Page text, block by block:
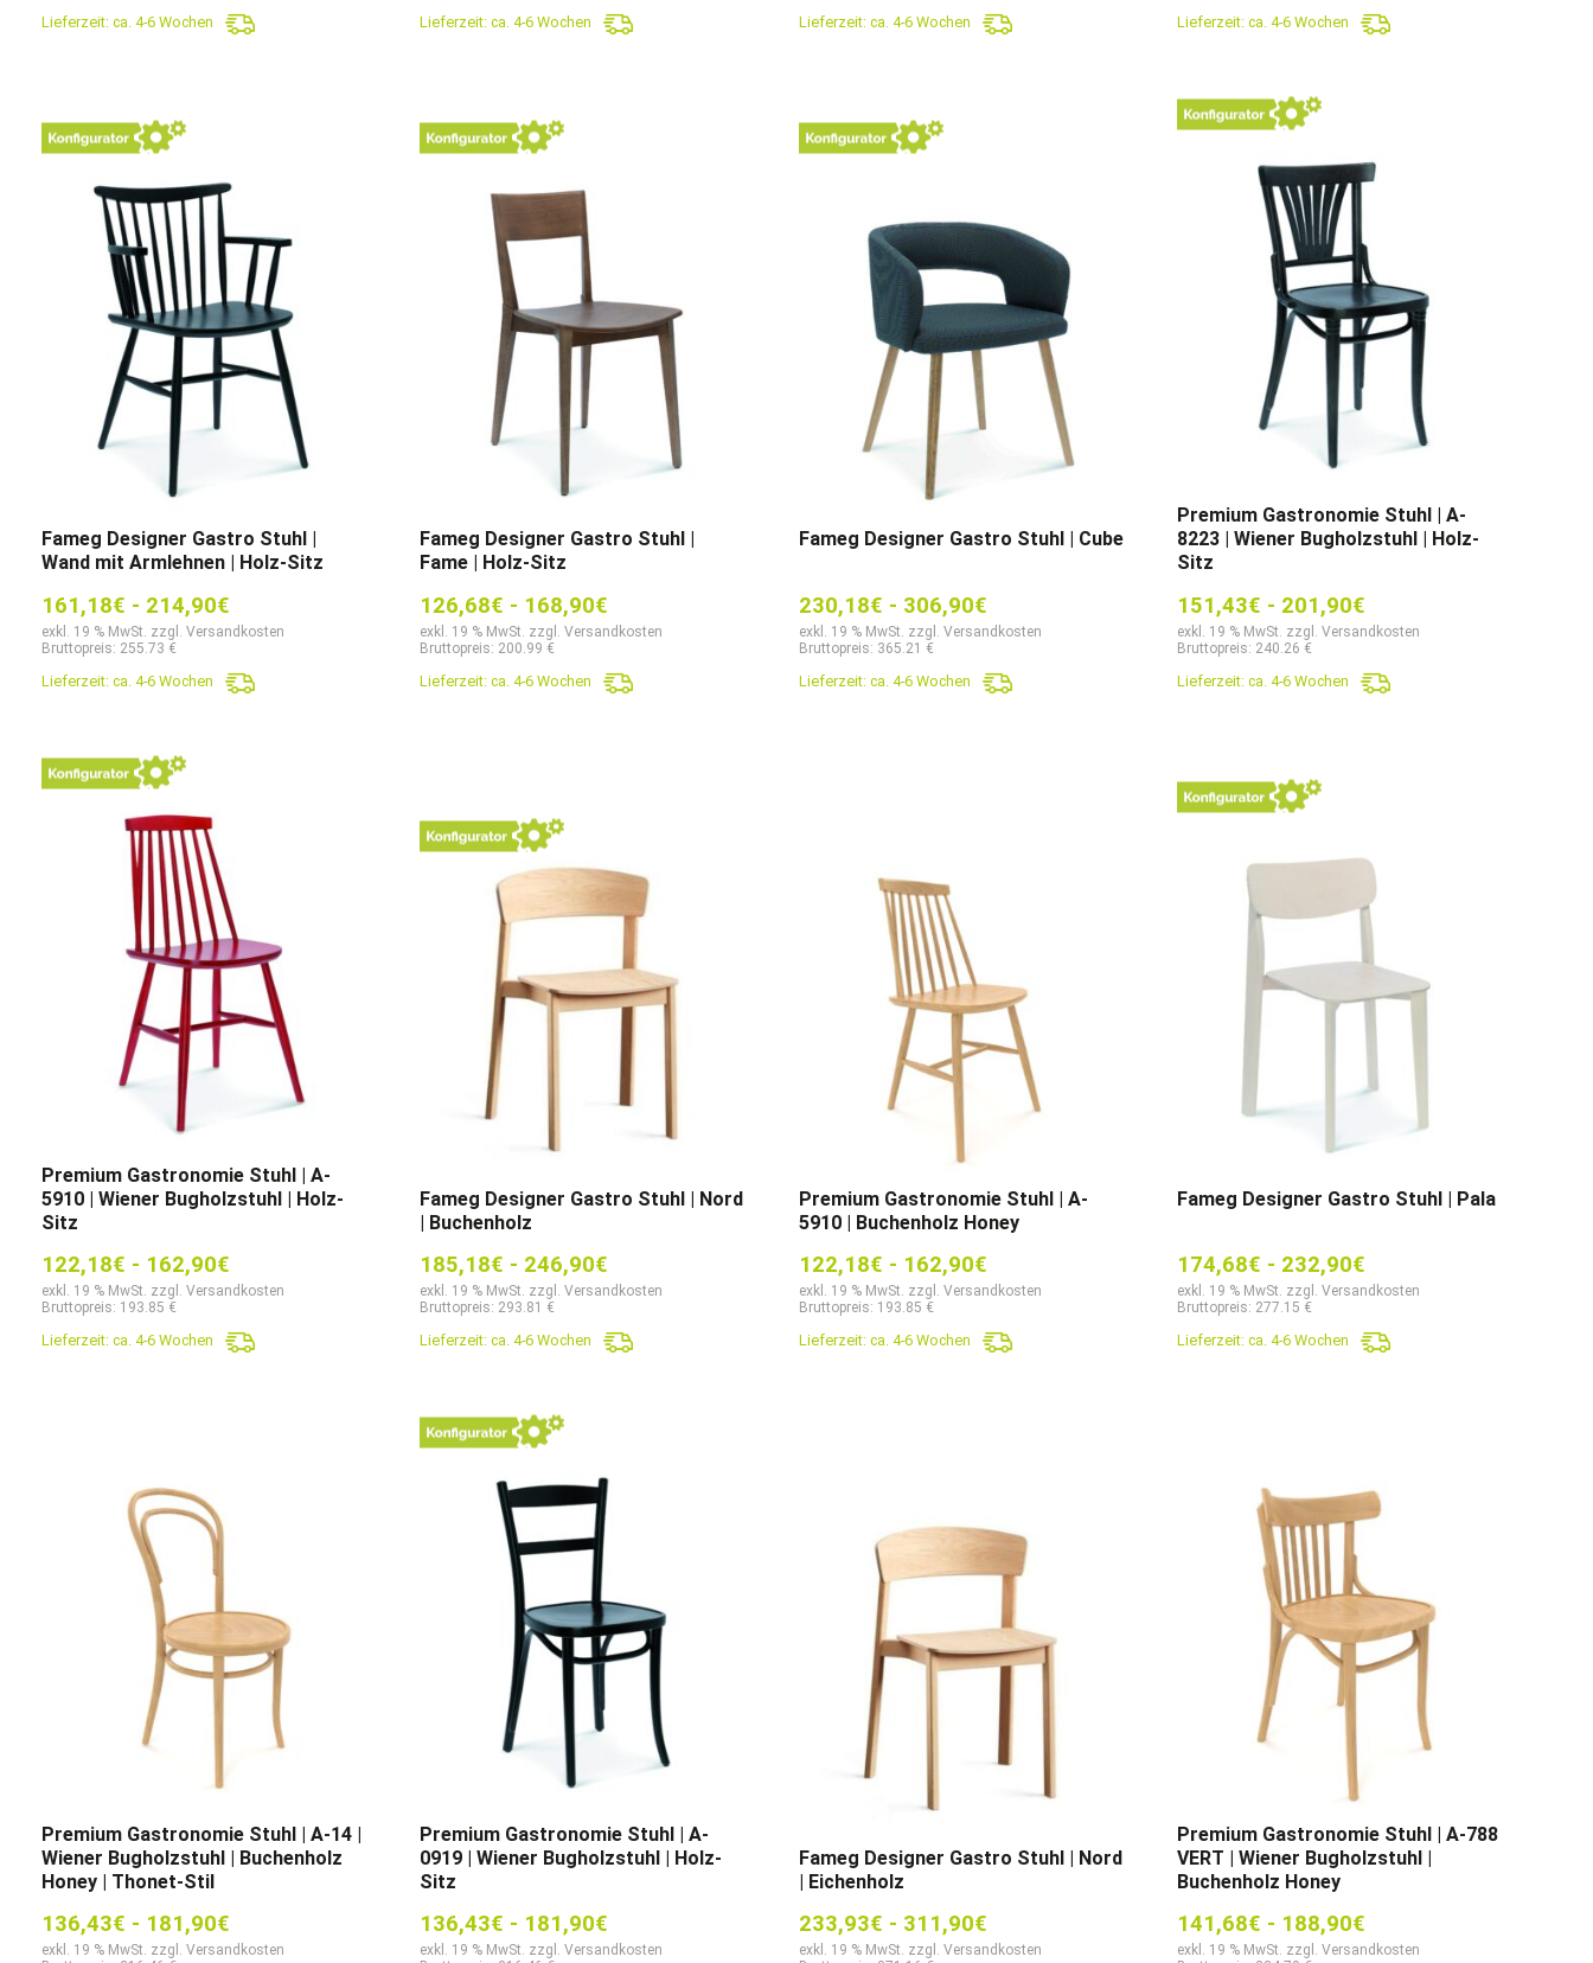
Lieferzeit: ca. 4-6 Wochen Lieferzeit:ca. 4-6 Wochen Lieferzeit: ca. 4-6 Wochen Lieferzeit:ca. 4-6 Wochen
Fameg Designer Gastro Stuhl |
Wand mit Armlehnen | Holz-Sitz
161,18€ - 214,90€
exkl. 19 % MwSt. zzgl. Versandkosten
Bruttopreis: 255.73 €
Lieferzeit: ca. 4-6 Wochen
Fameg Designer Gastro Stuhl |
Fame | Holz-Sitz
126,68€ - 168,90€
exkl. 19 % MwSt. zzgl. Versandkosten
Bruttopreis: 200.99 €
Lieferzeit:ca. 4-6 Wochen
Fameg Designer Gastro Stuhl | Cube
230,18€ - 306,90€
exkl. 19 % MwSt. zzgl. Versandkosten
Bruttopreis: 365.21 €
Lieferzeit: ca. 4-6 Wochen
Premium Gastronomie Stuhl | A-
8223 | Wiener Bugholzstuhl | Holz-
Sitz
151,43€ - 201,90€
exkl. 19 % MwSt. zzgl. Versandkosten
Bruttopreis: 240.26 €
Lieferzeit:ca. 4-6 Wochen
Premium Gastronomie Stuhl | A-
5910 | Wiener Bugholzstuhl | Holz-
Sitz
122,18€ - 162,90€
exkl. 19 % MwSt. zzgl. Versandkosten
Bruttopreis: 193.85 €
Lieferzeit: ca. 4-6 Wochen
Fameg Designer Gastro Stuhl | Nord
| Buchenholz
185,18€ - 246,90€
exkl. 19 % MwSt. zzgl. Versandkosten
Bruttopreis: 293.81 €
Lieferzeit:ca. 4-6 Wochen
Premium Gastronomie Stuhl | A-
5910 | Buchenholz Honey
122,18€ - 162,90€
exkl. 19 % MwSt. zzgl. Versandkosten
Bruttopreis: 193.85 €
Lieferzeit: ca. 4-6 Wochen
Fameg Designer Gastro Stuhl | Pala
174,68€ - 232,90€
exkl. 19 % MwSt. zzgl. Versandkosten
Bruttopreis: 277.15 €
Lieferzeit:ca. 4-6 Wochen
Premium Gastronomie Stuhl | A-14 |
Wiener Bugholzstuhl | Buchenholz
Honey | Thonet-Stil
136,43€ - 181,90€
exkl. 19 % MwSt. zzgl. Versandkosten
Premium Gastronomie Stuhl | A-
0919 | Wiener Bugholzstuhl | Holz-
Sitz
136,43€ - 181,90€
exkl. 19 % MwSt. zzgl. Versandkosten
Fameg Designer Gastro Stuhl | Nord
| Eichenholz
233,93€ - 311,90€
exkl. 19 % MwSt. zzgl. Versandkosten
Premium Gastronomie Stuhl | A-788
VERT | Wiener Bugholzstuhl |
Buchenholz Honey
141,68€ - 188,90€
exkl. 19 % MwSt. zzgl. Versandkosten